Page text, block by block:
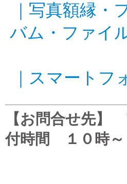
写真額縁・
バム・ファイ
スマートフ
【お問合せ先
付時間 １０時